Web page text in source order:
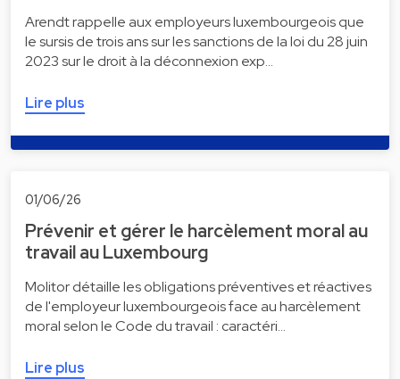
Arendt rappelle aux employeurs luxembourgeois que
le sursis de trois ans sur les sanctions de la loi du 28 juin
2023 sur le droit à la déconnexion exp…
Lire plus
01/06/26
Prévenir et gérer le harcèlement moral au
travail au Luxembourg
Molitor détaille les obligations préventives et réactives
de l'employeur luxembourgeois face au harcèlement
moral selon le Code du travail : caractéri…
Lire plus